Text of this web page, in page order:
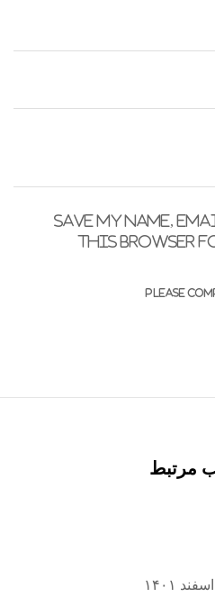
Save my name,
this browser
مرتبط
۱۴۰۱